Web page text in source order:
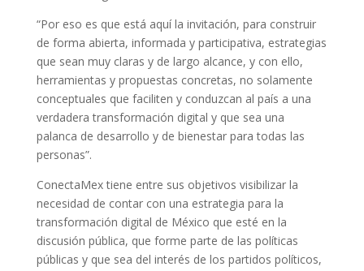
“Por eso es que está aquí la invitación, para construir
de forma abierta, informada y participativa, estrategias
que sean muy claras y de largo alcance, y con ello,
herramientas y propuestas concretas, no solamente
conceptuales que faciliten y conduzcan al país a una
verdadera transformación digital y que sea una
palanca de desarrollo y de bienestar para todas las
personas”.
ConectaMex tiene entre sus objetivos visibilizar la
necesidad de contar con una estrategia para la
transformación digital de México que esté en la
discusión pública, que forme parte de las políticas
públicas y que sea del interés de los partidos políticos,